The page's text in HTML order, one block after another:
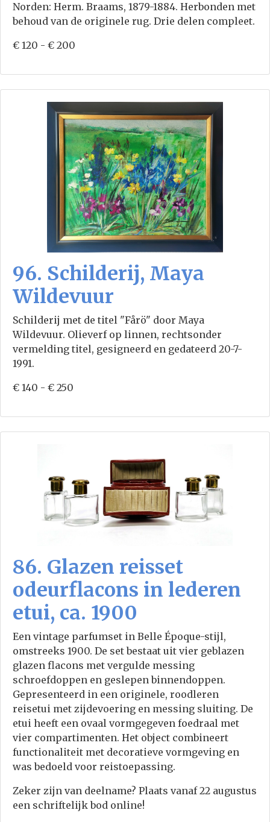
Norden: Herm. Braams, 1879-1884. Herbonden met
behoud van de originele rug. Drie delen compleet.
€ 120 - € 200
96. Schilderij, Maya
Wildevuur
Schilderij met de titel "Fårö" door Maya
Wildevuur. Olieverf op linnen, rechtsonder
vermelding titel, gesigneerd en gedateerd 20-7-
1991.
€ 140 - € 250
86. Glazen reisset
odeurflacons in lederen
etui, ca. 1900
Een vintage parfumset in Belle Époque-stijl,
omstreeks 1900. De set bestaat uit vier geblazen
glazen flacons met vergulde messing
schroefdoppen en geslepen binnendoppen.
Gepresenteerd in een originele, roodleren
reisetui met zijdevoering en messing sluiting. De
etui heeft een ovaal vormgegeven foedraal met
vier compartimenten. Het object combineert
functionaliteit met decoratieve vormgeving en
was bedoeld voor reistoepassing.
Zeker zijn van deelname? Plaats vanaf 22 augustus
een schriftelijk bod online!